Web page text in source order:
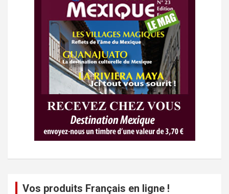
Vos produits Français en ligne !